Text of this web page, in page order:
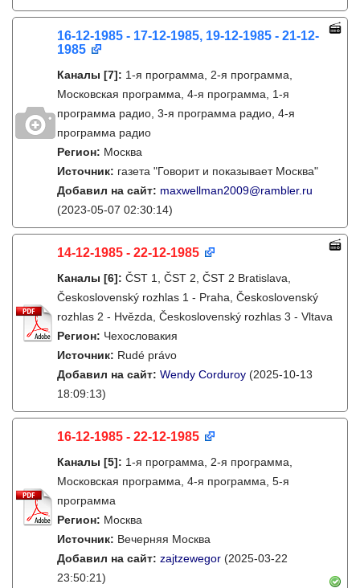
16-12-1985 - 17-12-1985, 19-12-1985 - 21-12-
1985
Каналы [7]: 1-я программа, 2-я программа,
Московская программа, 4-я программа, 1-я
программа радио, 3-я программа радио, 4-я
программа радио
Регион: Москва
Источник: газета "Говорит и показывает Москва"
Добавил на сайт: maxwellman2009@rambler.ru
(2023-05-07 02:30:14)
14-12-1985 - 22-12-1985
Каналы [6]: ČST 1, ČST 2, ČST 2 Bratislava,
Československý rozhlas 1 - Praha, Československý
rozhlas 2 - Hvězda, Československý rozhlas 3 - Vltava
Регион: Чехословакия
Источник: Rudé právo
Добавил на сайт: Wendy Corduroy (2025-10-13
18:09:13)
16-12-1985 - 22-12-1985
Каналы [5]: 1-я программа, 2-я программа,
Московская программа, 4-я программа, 5-я
программа
Регион: Москва
Источник: Вечерняя Москва
Добавил на сайт: zajtzewegor (2025-03-22
23:50:21)